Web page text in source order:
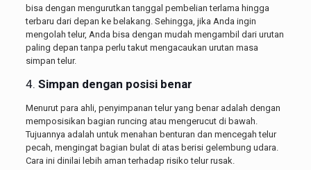
bisa dengan mengurutkan tanggal pembelian terlama hingga
terbaru dari depan ke belakang. Sehingga, jika Anda ingin
mengolah telur, Anda bisa dengan mudah mengambil dari urutan
paling depan tanpa perlu takut mengacaukan urutan masa
simpan telur.
4. Simpan dengan posisi benar
Menurut para ahli, penyimpanan telur yang benar adalah dengan
memposisikan bagian runcing atau mengerucut di bawah.
Tujuannya adalah untuk menahan benturan dan mencegah telur
pecah, mengingat bagian bulat di atas berisi gelembung udara.
Cara ini dinilai lebih aman terhadap risiko telur rusak.